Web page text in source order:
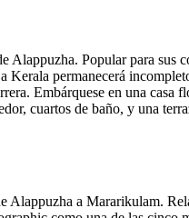
Alappuzha. Popular para sus
Kerala permanecerá
Embárquese en una
cuartos de baño, y una
Alappuzha a Mararikulam.